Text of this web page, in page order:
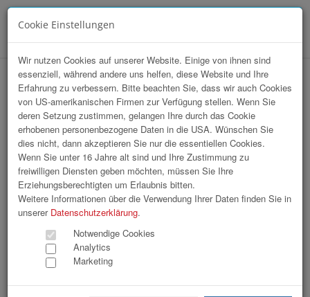
hr-lounge Ost zu Gast bei Lowe GGK
Cookie Einstellungen
Wir nutzen Cookies auf unserer Website. Einige von ihnen sind
essenziell, während andere uns helfen, diese Website und Ihre
Erfahrung zu verbessern. Bitte beachten Sie, dass wir auch Cookies
von US-amerikanischen Firmen zur Verfügung stellen. Wenn Sie
deren Setzung zustimmen, gelangen Ihre durch das Cookie
erhobenen personenbezogene Daten in die USA. Wünschen Sie
dies nicht, dann akzeptieren Sie nur die essentiellen Cookies.
Wenn Sie unter 16 Jahre alt sind und Ihre Zustimmung zu
freiwilligen Diensten geben möchten, müssen Sie Ihre
Erziehungsberechtigten um Erlaubnis bitten.
Weitere Informationen über die Verwendung Ihrer Daten finden Sie in
unserer Datenschutzerklärung.
Notwendige Cookies
Analytics
Marketing